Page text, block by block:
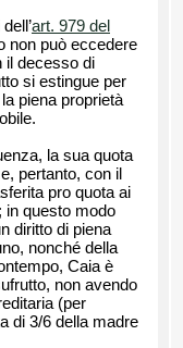
art. 979 del
non può eccedere
il decesso di
si estingue per
piena proprietà
la sua quota
pertanto, con il
pro quota ai
in questo modo
diritto di piena
nonché della
Caia è
non avendo
(per
di 3/6 della madre